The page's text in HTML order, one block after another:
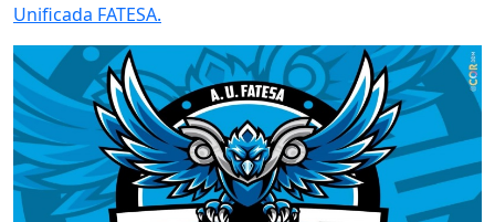
Unificada FATESA.